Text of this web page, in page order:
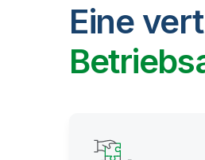
Eine